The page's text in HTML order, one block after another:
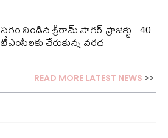
సగం నిండిన శ్రీరామ్ సాగర్ ప్రాజెక్టు.. 40
టీఎంసీలకు చేరుకున్న వరద
READ MORE LATEST NEWS >>